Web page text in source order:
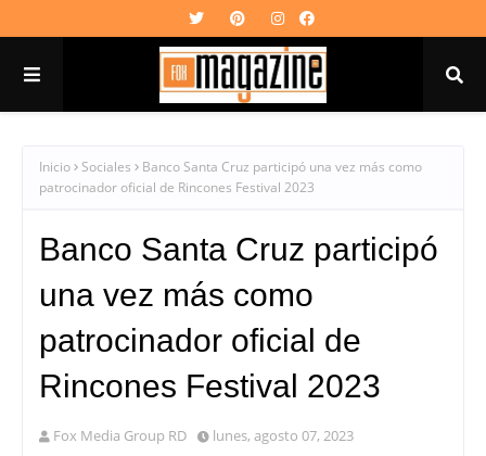
Inicio Sociales
Banco Santa Cruz participó una vez más como
patrocinador oficial de Rincones Festival 2023
Banco Santa Cruz participó
una vez más como
patrocinador oficial de
Rincones Festival 2023
Fox Media Group RD lunes, agosto 07, 2023